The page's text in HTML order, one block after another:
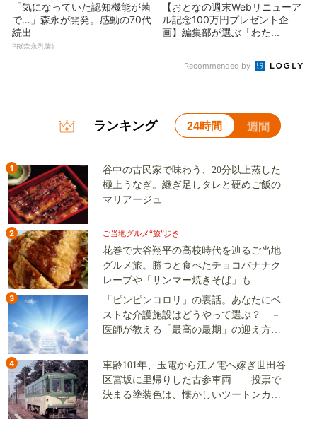
「気になっていた認知機能が菌
で…」森永が開発。感動の70代
続出
PR(森永乳業)
【おとなの週末Webリニューア
ル記念100万円プレゼント企
画】編集部が選ぶ「わた...
Recommended by
ランキング 24時間 週間
1
谷中の古民家で味わう、20分以上蒸した
極上うなぎ。継ぎ足しタレと硬めご飯の
マリアージュ
2 ご当地グルメ“旅”歩き
花巻で大谷翔平の高校時代を辿るご当地
グルメ旅。勝つと食べたチョコバナナク
レープや「サンマー焼きそば」も
3
「ピンピンコロリ」の裏話。あなたにベ
ストな介護施設はどうやって選ぶ？ －
医師が教える「最高の最期」の迎え方
4
車齢101年、玉電から江ノ電へ嫁ぎ世田谷
区宮坂に里帰りした古参車両 投票で
決まる塗装色は、懐かしいツートンカラ